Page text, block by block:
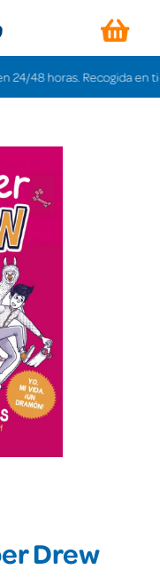
horas. Recogida en
Drew